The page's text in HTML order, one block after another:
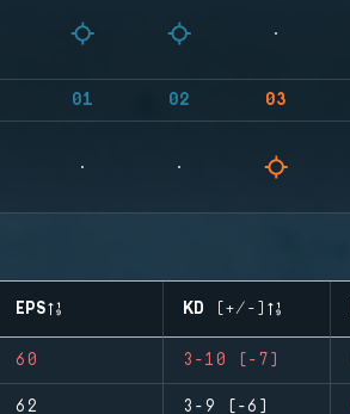
01 02 03
EPS KD (+/-)
60 3-10 (-7)
62 3-9 (-6)